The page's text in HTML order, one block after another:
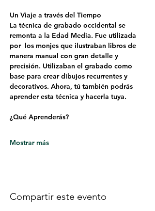
Un Viaje a través del Tiempo
La técnica de grabado occidental se
remonta a la Edad Media. Fue utilizada
por  los monjes que ilustraban libros de
manera manual con gran detalle y
precisión. Utilizaban el grabado como
base para crear dibujos recurrentes y
decorativos. Ahora, tú también podrás
aprender esta técnica y hacerla tuya.
¿Qué Aprenderás?
Mostrar más
Compartir este evento